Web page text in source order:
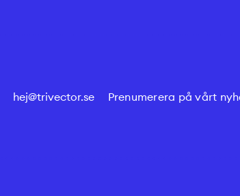
hej@trivector.se Prenumerera på vårt